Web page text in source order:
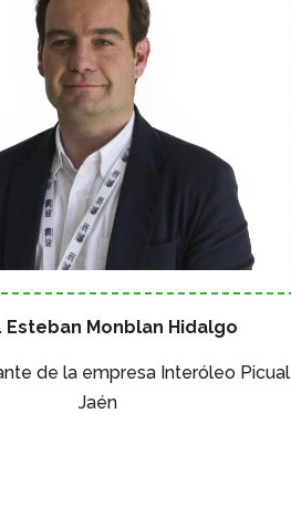
Esteban Monblan Hidalgo
de la empresa Interóleo Picual
Jaén